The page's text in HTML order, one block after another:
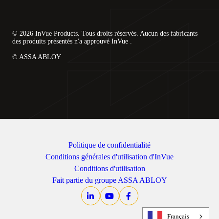
© 2026 InVue Products. Tous droits réservés. Aucun des fabricants
des produits présentés n'a approuvé InVue .
© ASSA ABLOY
Politique de confidentialité
Conditions générales d'utilisation d'InVue
Conditions d'utilisation
Fait partie du groupe ASSA ABLOY
Français